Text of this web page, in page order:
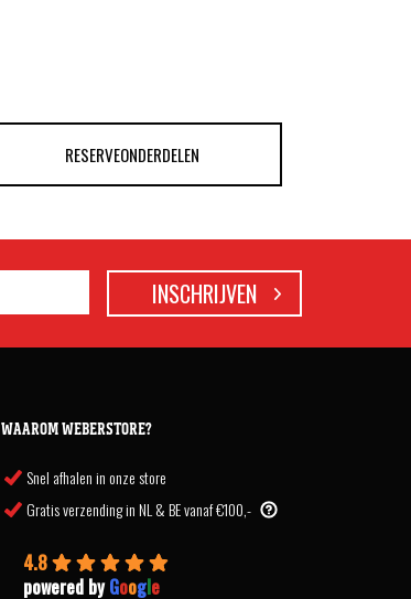
RESERVEONDERDELEN
WAAROM WEBERSTORE?
Snel afhalen in onze store
Gratis verzending in NL & BE vanaf €100,-
4.8
powered byGoogle